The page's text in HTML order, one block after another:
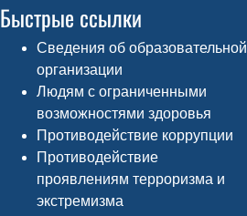
Быстрые ссылки
Сведения об образовательной
организации
Людям с ограниченными
возможностями здоровья
Противодействие коррупции
Противодействие
проявлениям терроризма и
экстремизма